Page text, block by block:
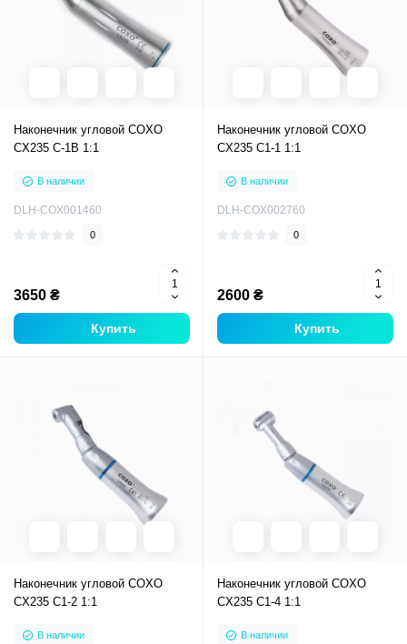
Наконечник угловой COXO
CX235 C-1B 1:1
В наличии
DLH-COX001460
0
3650 ₴
Купить
Наконечник угловой COXO
CX235 C1-1 1:1
В наличии
DLH-COX002760
0
2600 ₴
Купить
Наконечник угловой COXO
CX235 C1-2 1:1
В наличии
Наконечник угловой COXO
CX235 C1-4 1:1
В наличии